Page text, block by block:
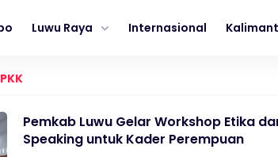
Luwu Raya Internasional
Pemkab Luwu Gelar Workshop Etika
Speaking untuk Kader Perempuan